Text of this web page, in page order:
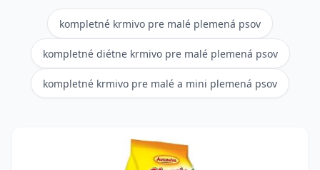
kompletné krmivo pre malé plemená psov
kompletné diétne krmivo pre malé plemená psov
kompletné krmivo pre malé a mini plemená psov